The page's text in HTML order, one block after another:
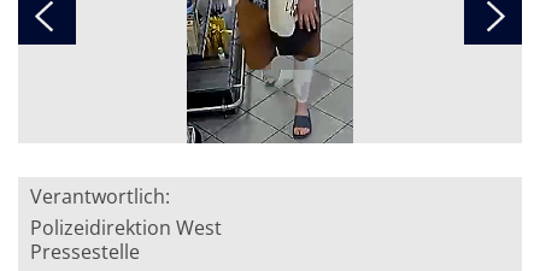
Verantwortlich:
Polizeidirektion West
Pressestelle